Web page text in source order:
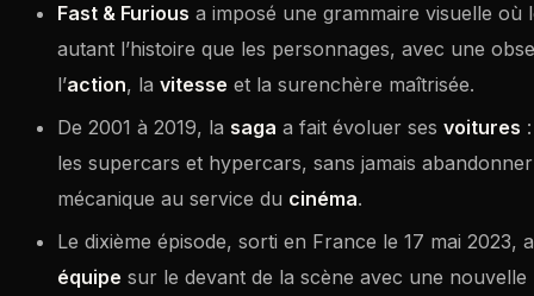
Fast & Furious a imposé une grammaire visuelle où
autant l’histoire que les personnages, avec une
l’action, la vitesse et la surenchère maîtrisée.
De 2001 à 2019, la saga a fait évoluer ses voitures
les supercars et hypercars, sans jamais abandonner
mécanique au service du cinéma.
Le dixième épisode, sorti en France le 17 mai 2023,
équipe sur le devant de la scène avec une nouvelle